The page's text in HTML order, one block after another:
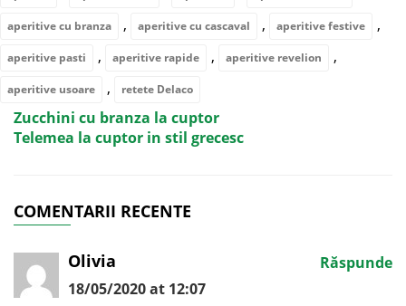
aperitive cu branza , aperitive cu cascaval , aperitive festive ,
aperitive pasti , aperitive rapide , aperitive revelion ,
aperitive usoare , retete Delaco
Zucchini cu branza la cuptor
Telemea la cuptor in stil grecesc
COMENTARII RECENTE
Olivia
18/05/2020 at 12:07
Răspunde